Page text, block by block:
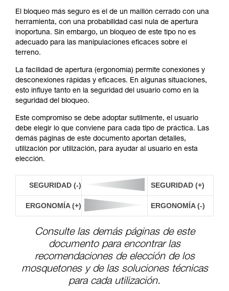
El bloqueo más seguro es el de un maillón cerrado con una
herramienta, con una probabilidad casi nula de apertura
inoportuna. Sin embargo, un bloqueo de este tipo no es
adecuado para las manipulaciones eficaces sobre el
terreno.
La facilidad de apertura (ergonomía) permite conexiones y
desconexiones rápidas y eficaces. En algunas situaciones,
esto influye tanto en la seguridad del usuario como en la
seguridad del bloqueo.
Este compromiso se debe adoptar sutilmente, el usuario
debe elegir lo que conviene para cada tipo de práctica. Las
demás páginas de este documento aportan detalles,
utilización por utilización, para ayudar al usuario en esta
elección.
SEGURIDAD (-) SEGURIDAD (+)
ERGONOMÍA (+) ERGONOMÍA (-)
Consulte las demás páginas de este
documento para encontrar las
recomendaciones de elección de los
mosquetones y de las soluciones técnicas
para cada utilización.